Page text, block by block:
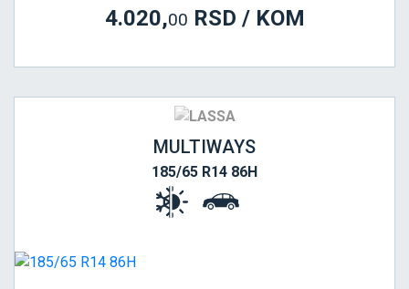
4.020,00 RSD / KOM
MULTIWAYS
185/65 R14 86H